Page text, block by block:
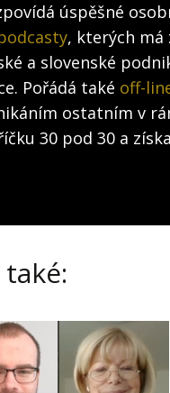
úspěšné
, kterých má
a slovenské
Pořádá také off-
ostatním v
30 pod 30 a